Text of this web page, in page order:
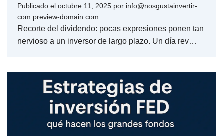
Publicado el octubre 11, 2025 por info@nosgustainvertir-
com.preview-domain.com
Recorte del dividendo: pocas expresiones ponen tan
nervioso a un inversor de largo plazo. Un día rev…